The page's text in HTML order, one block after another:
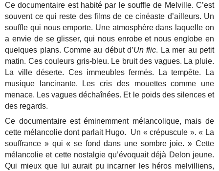
Ce documentaire est habité par le souffle de Melville. C’est
souvent ce qui reste des films de ce cinéaste d’ailleurs. Un
souffle qui nous emporte. Une atmosphère dans laquelle on
a envie de se glisser, qui nous enrobe et nous englobe en
quelques plans. Comme au début d’Un flic. La mer au petit
matin. Ces couleurs gris-bleu. Le bruit des vagues. La pluie.
La ville déserte. Ces immeubles fermés. La tempête. La
musique lancinante. Les cris des mouettes comme une
menace. Les vagues déchaînées. Et le poids des silences et
des regards.
Ce documentaire est éminemment mélancolique, mais de
cette mélancolie dont parlait Hugo. Un « crépuscule ». « La
souffrance » qui « se fond dans une sombre joie. » Cette
mélancolie et cette nostalgie qu’évoquait déjà Delon jeune.
Qui mieux que lui aurait pu incarner les héros melvilliens,